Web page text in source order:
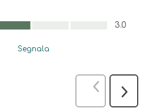
3.0
Segnala
Precedente